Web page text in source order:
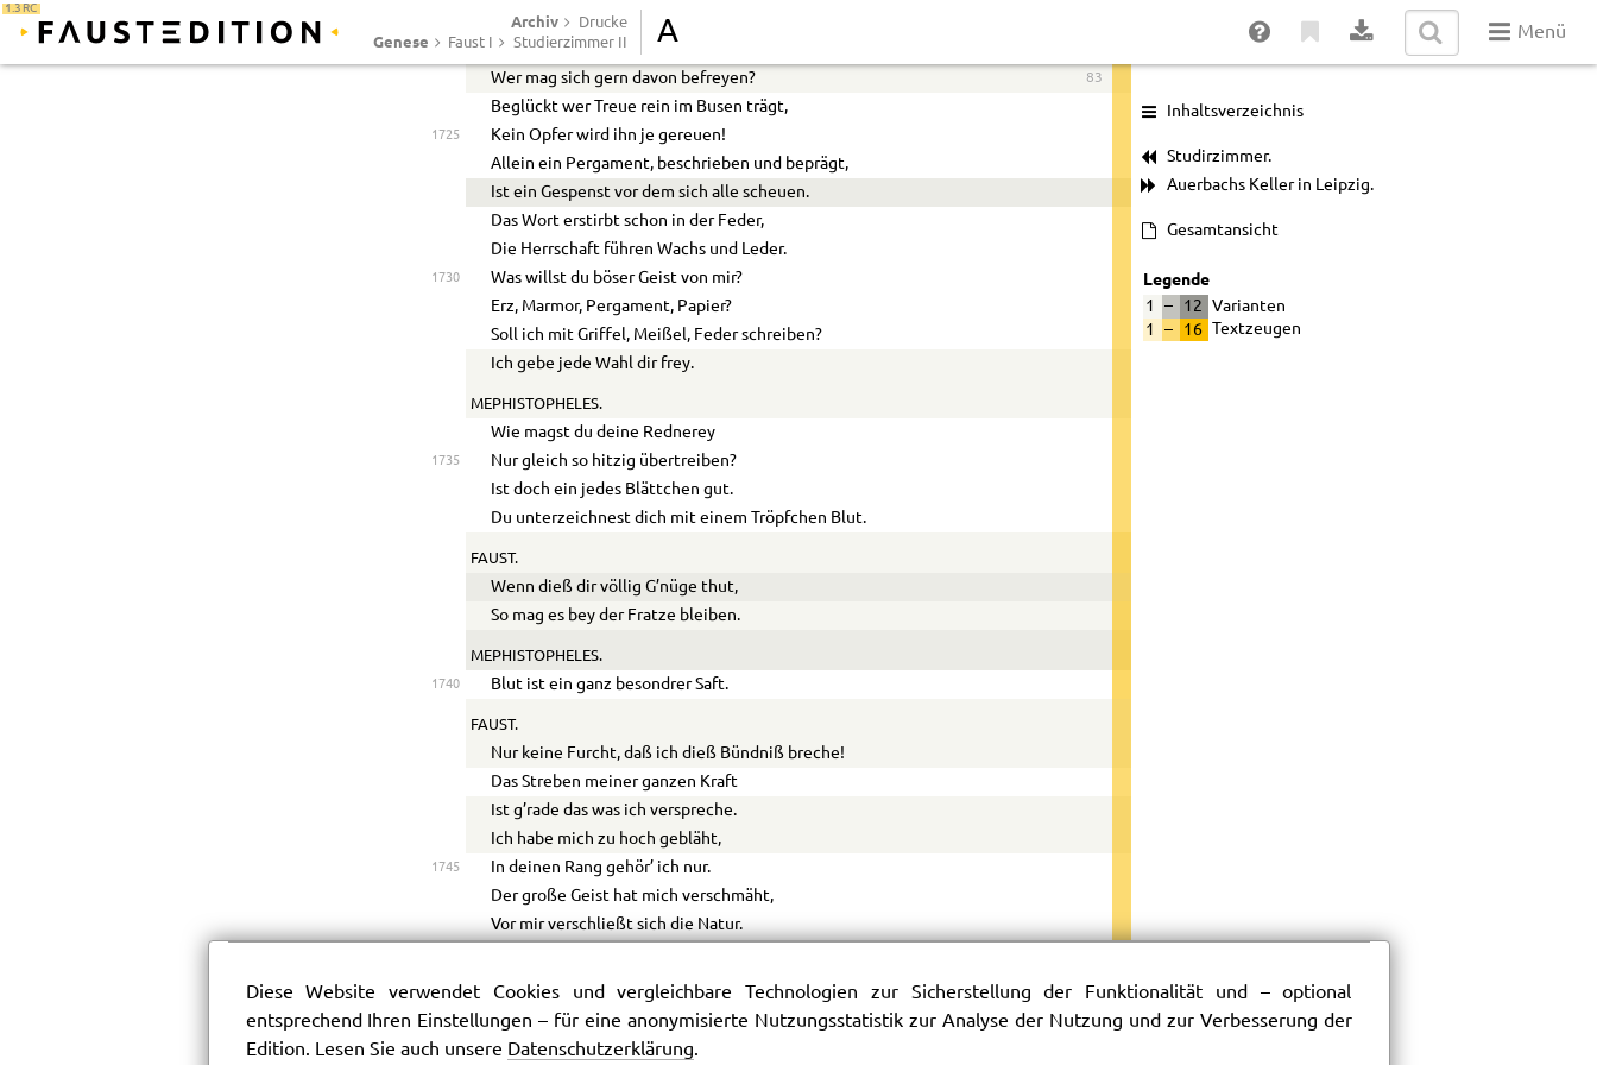
1.3 RC
Archiv Drucke
Genese Faust I Studierzimmer II A Menü
Und mich soll ein Versprechen halten?
Doch dieser Wahn ist uns ins Herz gelegt,
83
Wer mag sich gern davon befreyen?
Beglückt wer Treue rein im Busen trägt,
1725
Kein Opfer wird ihn je gereuen!
Allein ein Pergament, beschrieben und beprägt,
Ist ein Gespenst vor dem sich alle scheuen.
Das Wort erstirbt schon in der Feder,
Die Herrschaft führen Wachs und Leder.
1730
Was willst du böser Geist von mir?
Erz, Marmor, Pergament, Papier?
Soll ich mit Griffel, Meißel, Feder schreiben?
Ich gebe jede Wahl dir frey.
MEPHISTOPHELES.
Wie magst du deine Rednerey
1735
Nur gleich so hitzig übertreiben?
Ist doch ein jedes Blättchen gut.
Du unterzeichnest dich mit einem Tröpfchen Blut.
FAUST.
Wenn dieß dir völlig G’nüge thut,
So mag es bey der Fratze bleiben.
MEPHISTOPHELES.
1740 Blut ist ein ganz besondrer Saft.
FAUST.
Nur keine Furcht, daß ich dieß Bündniß breche!
Das Streben meiner ganzen Kraft
Ist g’rade das was ich verspreche.
Ich habe mich zu hoch gebläht,
1745
In deinen Rang gehör’ ich nur.
Der große Geist hat mich verschmäht,
Vor mir verschließt sich die Natur.
Mir ekelt lange vor allem Wissen.
Laß in den Tiefen der Sinnlichkeit
Uns glühende Leidenschaften stillen!
Inhaltsverzeichnis
Studirzimmer.
Auerbachs Keller in Leipzig.
Gesamtansicht
Legende
1 – 12
Varianten
1
– 16 Textzeugen
Diese Website verwendet Cookies und vergleichbare Technologien zur Sicherstellung der Funktionalität und – optional
entsprechend Ihren Einstellungen – für eine anonymisierte Nutzungsstatistik zur Analyse der Nutzung und zur Verbesserung der
Edition. Lesen Sie auch unsere Datenschutzerklärung.